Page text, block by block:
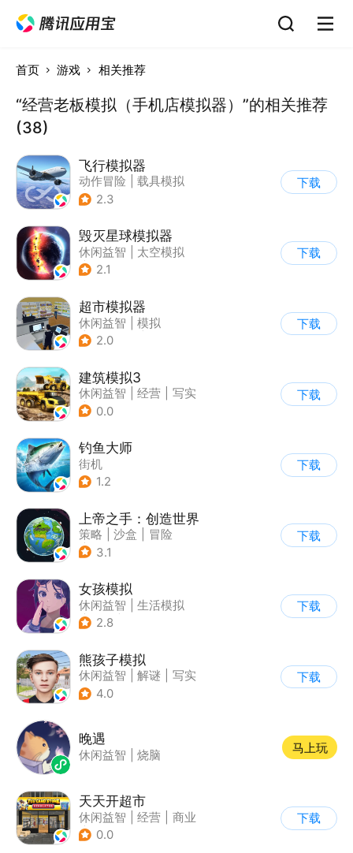
首页 游戏 相关推荐
“经营老板模拟（手机店模拟器）”的相关推荐
(38)
飞行模拟器
动作冒险
载具模拟
| 飞机
2.3
下载
毁灭星球模拟器
休闲益智
太空模拟
| 太空
2.1
下载
超市模拟器
休闲益智
模拟
| 文字游戏
2.0
下载
建筑模拟3
休闲益智 经营
写实
| 建造模拟
0.0
下载
钓鱼大师
街机
1.2
下载
上帝之手：创造世界
策略 沙盒
冒险
| 卡通
3.1
下载
女孩模拟
休闲益智
生活模拟
| 校园
2.8
下载
熊孩子模拟
休闲益智 解谜
写实
4.0
下载
晚遇
休闲益智 烧脑
马上玩
天天开超市
休闲益智 经营
商业
| 卡通
0.0
下载